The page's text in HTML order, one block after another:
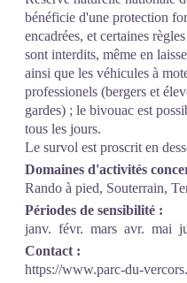
bénéficie d'une protection
encadrées, et certaines
sont interdits, même en
ainsi que les véhicules à
professionels (bergers et
gardes) ; le bivouac est
tous les jours.
Le survol est proscrit en
Domaines d'activités
Rando à pied, Souterrain,
Périodes de sensibilité :
janv. févr. mars avr. mai
Contact :
https://www.parc-du-